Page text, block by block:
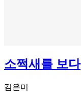
소쩍새를 보다
김은미